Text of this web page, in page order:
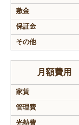
敷金
保証金
その他
月額費用
家賃
管理費
光熱費